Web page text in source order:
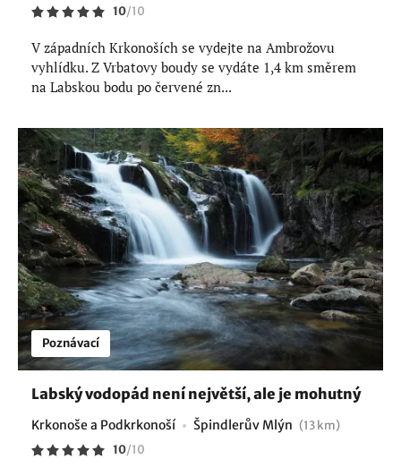
10/10
V západních Krkonoších se vydejte na Ambrožovu
vyhlídku. Z Vrbatovy boudy se vydáte 1,4 km směrem
na Labskou bodu po červené zn...
Poznávací
Labský vodopád není největší, ale je mohutný
Krkonoše a Podkrkonoší Špindlerův Mlýn (13 km)
10/10